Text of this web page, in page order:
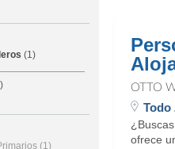
(1)
(1)
OTTO
Todo
ofrece